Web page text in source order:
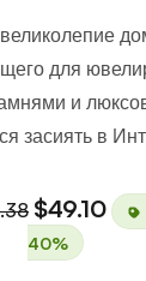
для
и
засиять в
$49.10
40%